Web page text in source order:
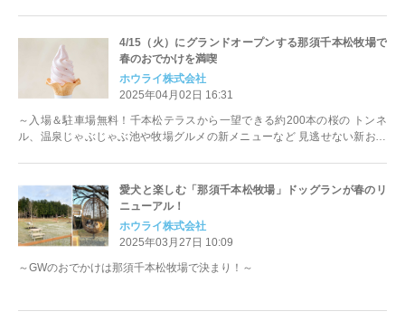
4/15（火）にグランドオープンする那須千本松牧場で
春のおでかけを満喫
ホウライ株式会社
2025年04月02日 16:31
～入場＆駐車場無料！千本松テラスから一望できる約200本の桜の トンネ
ル、温泉じゃぶじゃぶ池や牧場グルメの新メニューなど 見逃せない新おで
愛犬と楽しむ「那須千本松牧場」ドッグランが春のリ
ニューアル！
ホウライ株式会社
2025年03月27日 10:09
～GWのおでかけは那須千本松牧場で決まり！～